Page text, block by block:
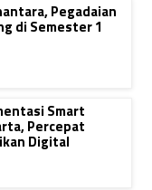
Pegadaian
di Semester 1
Smart
Percepat
Digital